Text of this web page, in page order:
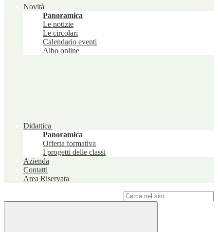
Novità
Panoramica
Le notizie
Le circolari
Calendario eventi
Albo online
Didattica
Panoramica
Offerta formativa
I progetti delle classi
Azienda
Contatti
Area Riservata